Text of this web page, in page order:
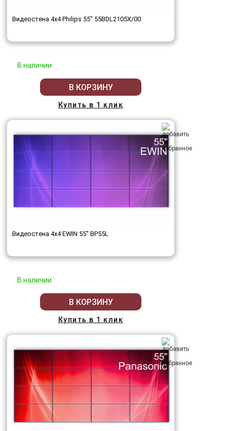
Видеостена 4x4 Philips 55" 55BDL2105X/00
В наличии
В КОРЗИНУ
Купить в 1 клик
Видеостена 4x4 EWIN 55" BP55L
В наличии
В КОРЗИНУ
Купить в 1 клик